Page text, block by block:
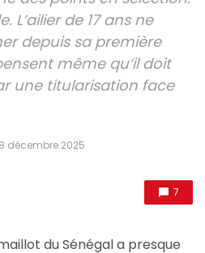
L’ailier de 17 ans ne
depuis sa première
même qu’il doit
une titularisation face
décembre 2025
7
du Sénégal a presque